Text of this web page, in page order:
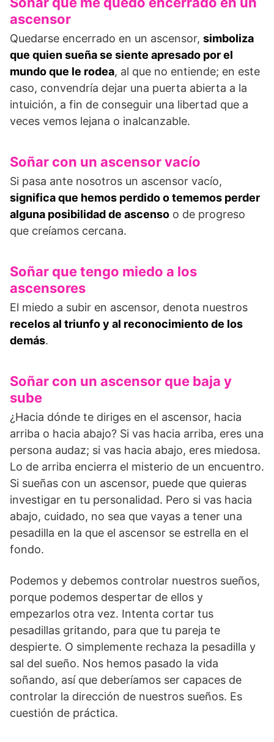
ascensor
Quedarse encerrado en un ascensor, simboliza
que quien sueña se siente apresado por el
mundo que le rodea, al que no entiende; en este
caso, convendría dejar una puer­ta abierta a la
intuición, a fin de conseguir una libertad que a
veces vemos lejana o inalcanzable.
Soñar con un ascensor vacío
Si pasa ante nosotros un ascensor vacío,
significa que hemos perdido o tememos per­der
alguna posibilidad de ascenso o de progreso
que creíamos cercana.
Soñar que tengo miedo a los
ascensores
El miedo a subir en ascensor, denota nuestros
recelos al triunfo y al reconocimiento de los
demás.
Soñar con un ascensor que baja y
sube
¿Hacia dónde te diriges en el ascensor, hacia
arriba o hacia abajo? Si vas hacia arriba, eres una
persona audaz; si vas hacia abajo, eres miedosa.
Lo de arriba encierra el misterio de un encuentro.
Si sueñas con un ascensor, puede que quieras
investigar en tu personalidad. Pero si vas hacia
abajo, cuidado, no sea que vayas a tener una
pesadilla en la que el ascensor se estrella en el
fondo.
Podemos y debemos controlar nuestros sueños,
porque podemos despertar de ellos y
empezarlos otra vez. Intenta cortar tus
pesadillas gritando, para que tu pareja te
despierte. O simplemente rechaza la pesadilla y
sal del sueño. Nos hemos pasado la vida
soñando, así que deberíamos ser capaces de
controlar la dirección de nuestros sueños. Es
cuestión de práctica.